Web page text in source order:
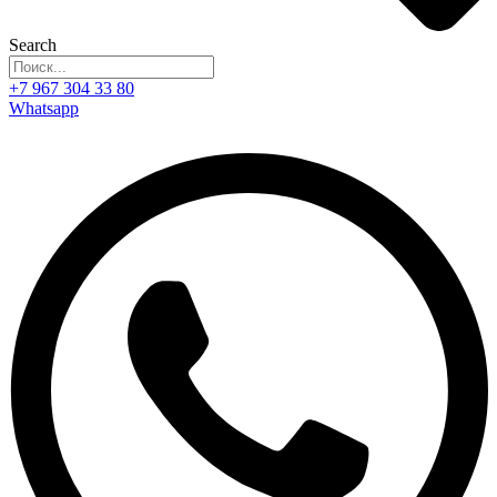
Search
+7 967 304 33 80
Whatsapp